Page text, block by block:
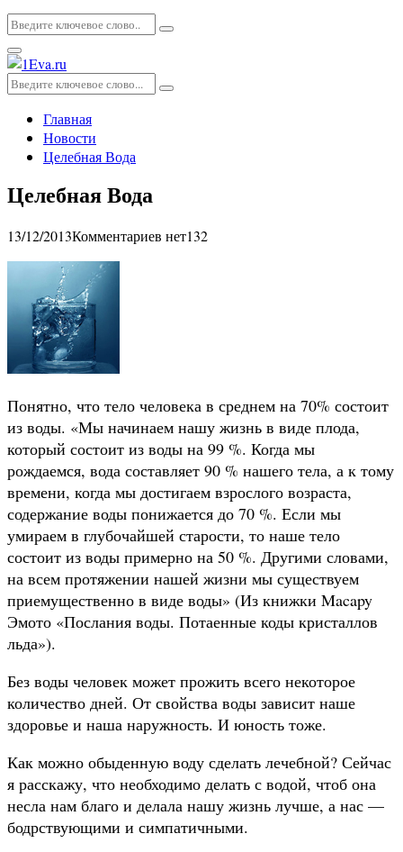
Искать:
Поиск
Основное
меню
Искать:
Поиск
Главная
Новости
Целебная Вода
Целебная Вода
13/12/2013Комментариев нет132
Понятно, что тело человека в среднем на 70% состоит
из воды. «Мы начинаем нашу жизнь в виде плода,
который состоит из воды на 99 %. Когда мы
рождаемся, вода составляет 90 % нашего тела, а к тому
времени, когда мы достигаем взрослого возраста,
содержание воды понижается до 70 %. Если мы
умираем в глубочайшей старости, то наше тело
состоит из воды примерно на 50 %. Другими словами,
на всем протяжении нашей жизни мы существуем
приемущественно в виде воды» (Из книжки Macapy
Эмото «Послания воды. Потаенные коды кристаллов
льда»).
Без воды человек может прожить всего некоторое
количество дней. От свойства воды зависит наше
здоровье и наша наружность. И юность тоже.
Как можно обыденную воду сделать лечебной? Сейчас
я расскажу, что необходимо делать с водой, чтоб она
несла нам благо и делала нашу жизнь лучше, а нас —
бодрствующими и симпатичными.